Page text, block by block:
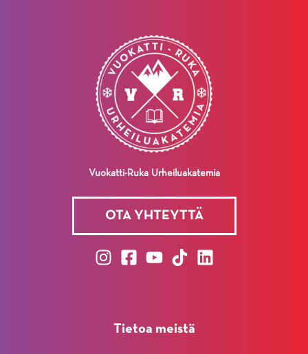
Vuokatti-Ruka Urheiluakatemia
OTA YHTEYTTÄ
Tietoa meistä